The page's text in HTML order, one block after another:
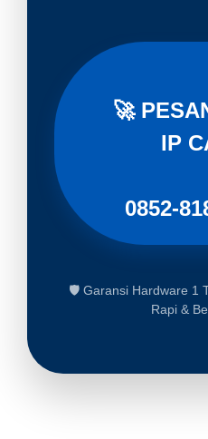
🚀
IP
0852-
🛡️ Garansi Hardware 1
Rapi &